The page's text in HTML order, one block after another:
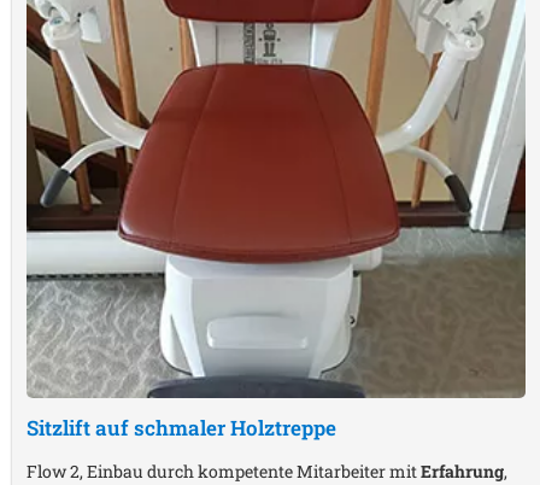
Sitzlift auf schmaler Holztreppe
Flow 2, Einbau durch kompetente Mitarbeiter mitErfahrung,